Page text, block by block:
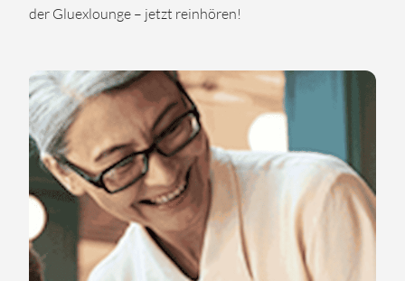
der Gluexlounge – jetzt reinhören!